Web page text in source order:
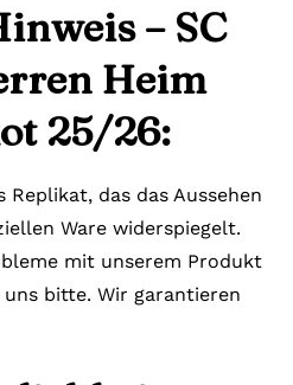
– SC
Heim
25/26:
das das Aussehen
Ware widerspiegelt.
mit unserem Produkt
bitte. Wir garantieren